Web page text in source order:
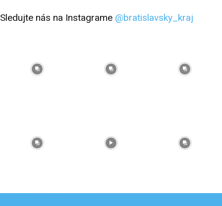
Sledujte nás na Instagrame @bratislavsky_kraj